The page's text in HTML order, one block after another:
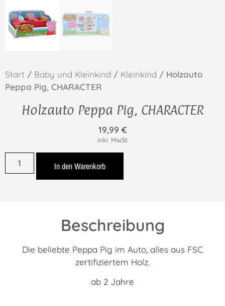
Start / Baby und Kleinkind / Kleinkind / Holzauto
Peppa Pig, CHARACTER
Holzauto Peppa Pig, CHARACTER
19,99 €
inkl. MwSt.
In den Warenkorb
Beschreibung
Die beliebte Peppa Pig im Auto, alles aus FSC
zertifiziertem Holz.
ab 2 Jahre